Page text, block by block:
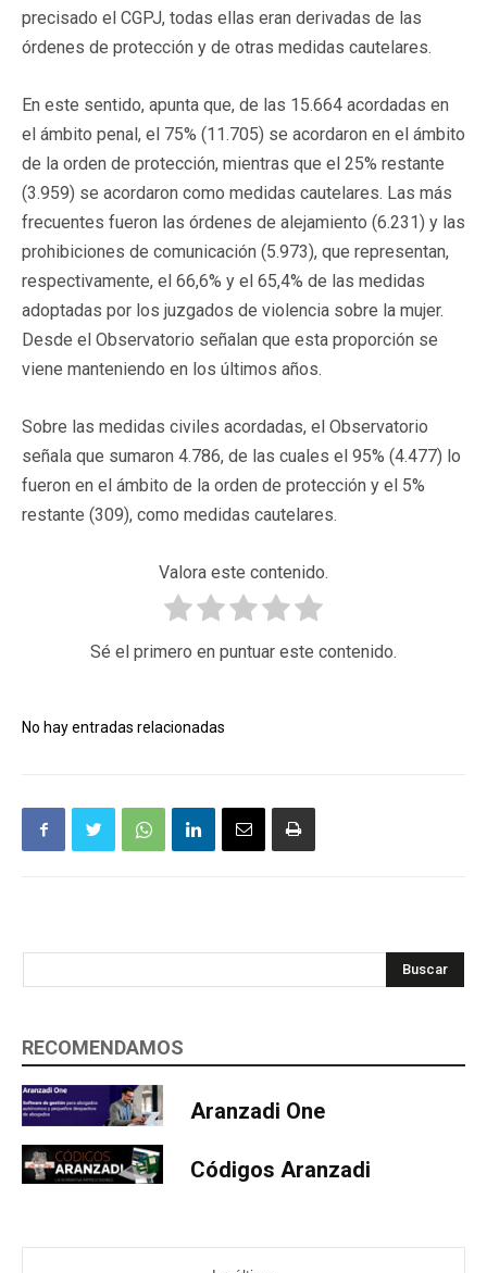
precisado el CGPJ, todas ellas eran derivadas de las
órdenes de protección y de otras medidas cautelares.
En este sentido, apunta que, de las 15.664 acordadas en
el ámbito penal, el 75% (11.705) se acordaron en el ámbito
de la orden de protección, mientras que el 25% restante
(3.959) se acordaron como medidas cautelares. Las más
frecuentes fueron las órdenes de alejamiento (6.231) y las
prohibiciones de comunicación (5.973), que representan,
respectivamente, el 66,6% y el 65,4% de las medidas
adoptadas por los juzgados de violencia sobre la mujer.
Desde el Observatorio señalan que esta proporción se
viene manteniendo en los últimos años.
Sobre las medidas civiles acordadas, el Observatorio
señala que sumaron 4.786, de las cuales el 95% (4.477) lo
fueron en el ámbito de la orden de protección y el 5%
restante (309), como medidas cautelares.
Valora este contenido.
Sé el primero en puntuar este contenido.
No hay entradas relacionadas
Buscar
RECOMENDAMOS
Aranzadi One
Códigos Aranzadi